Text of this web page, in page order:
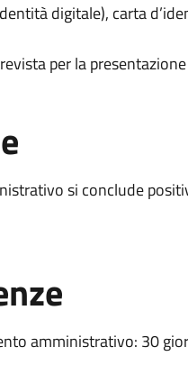
digitale), carta
per la
si conclude
amministrativo: 30